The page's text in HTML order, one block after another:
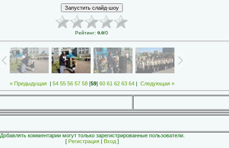
Рейтинг: 0.0/0
« Предыдущая| 54 55 56 57 58[59] 60 61 62 63 64| Следующая »
Добавлять комментарии могут только зарегистрированные пользователи.
[ Регистрация | Вход ]